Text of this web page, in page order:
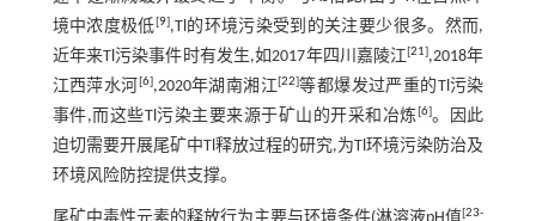
境中浓度极低[9],Tl的环境污染受到的关注要少很多。然而,
近年来Tl污染事件时有发生,如2017年四川嘉陵江[21],2018年
江西萍水河 [6],2020年湖南湘江[22]等都爆发过严重的Tl污染
事件,而这些Tl污染主要来源于矿山的开采和冶炼[6]。因此
迫切需要开展尾矿中Tl释放过程的研究,为Tl环境污染防治及
环境风险防控提供支撑。
[23-